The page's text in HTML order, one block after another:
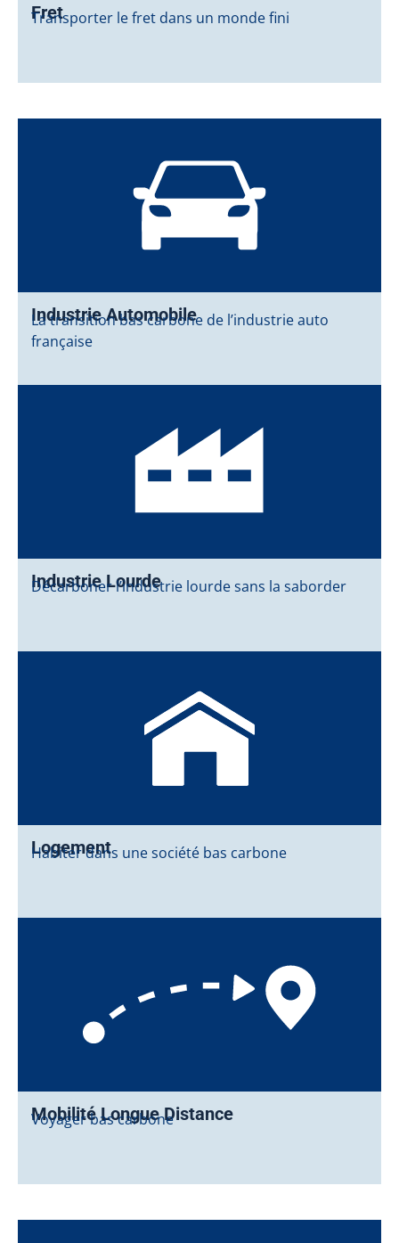
Fret
Transporter le fret dans un monde fini
Industrie Automobile
La transition bas carbone de l’industrie auto
française
Industrie Lourde
Décarboner l’industrie lourde sans la saborder
Logement
Habiter dans une société bas carbone
Mobilité Longue Distance
Voyager bas carbone